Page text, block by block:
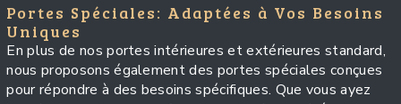
Portes Spéciales: Adaptées à Vos Besoins
Uniques
En plus de nos portes intérieures et extérieures standard,
nous proposons également des portes spéciales conçues
pour répondre à des besoins spécifiques. Que vous ayez